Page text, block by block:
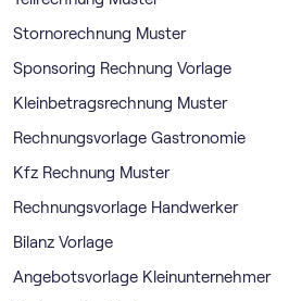
Stornorechnung Muster
Sponsoring Rechnung Vorlage
Kleinbetragsrechnung Muster
Rechnungsvorlage Gastronomie
Kfz Rechnung Muster
Rechnungsvorlage Handwerker
Bilanz Vorlage
Angebotsvorlage Kleinunternehmer